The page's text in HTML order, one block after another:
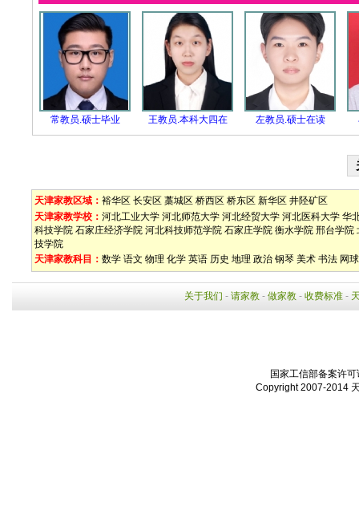
常教员.硕士毕业 王教员.本科大四在 左教员.硕士在读
天津家教区域： 裕华区 长安区 藁城区 桥西区 桥东区 新华区 井陉矿区
天津家教学校： 河北工业大学 河北师范大学 河北经贸大学 河北医科大学 华
科技学院 石家庄经济学院 河北科技师范学院 石家庄学院 衡水学院 邢台学院
技学院
天津家教科目： 数学 语文 物理 化学 英语 历史 地理 政治 钢琴 美术 书法 网球
关于我们 - 请家教- 做家教- 收费标准-
国家工信部备案许
Copyright 2007-2014